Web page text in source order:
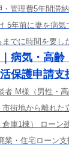
管理費5年間滞
5年前に妻を病
でに時間を要し
病気・高齢
保護申請支
者 M様（男性・
街地から離れた
倉庫1棟） ローン
業・住宅ローン